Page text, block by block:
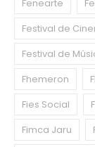
Fenearte
Festival de
Festival de
Fhemeron
Fies Social
Fimca Jaru